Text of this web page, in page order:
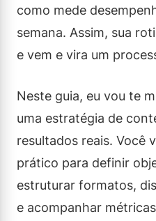
como mede
semana. Assim, sua
e vem e vira um
Neste guia, eu vou te
uma estratégia de
resultados reais. Você
prático para definir
estruturar formatos,
e acompanhar